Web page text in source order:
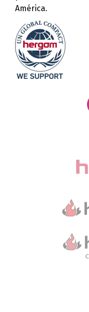
América.